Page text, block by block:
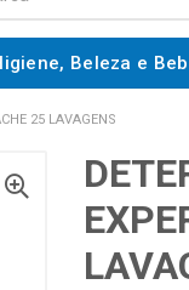
Beleza e
25 LAVAGENS